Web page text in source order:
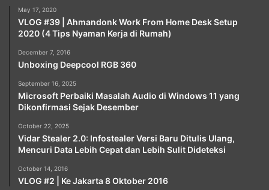
May 17, 2020
VLOG #39 | Ahmandonk Work From Home Desk Setup
2020 (4 Tips Nyaman Kerja di Rumah)
December 7, 2016
Unboxing Deepcool RGB 360
September 16, 2025
Microsoft Perbaiki Masalah Audio di Windows 11 yang
Dikonfirmasi Sejak Desember
October 22, 2025
Vidar Stealer 2.0: Infostealer Versi Baru Ditulis Ulang,
Mencuri Data Lebih Cepat dan Lebih Sulit Dideteksi
October 14, 2016
VLOG #2 | Ke Jakarta 8 Oktober 2016